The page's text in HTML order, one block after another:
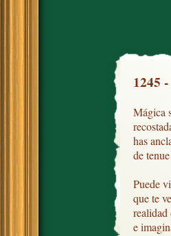
1245
Mágica
has
de
Puede
que te
realidad
e